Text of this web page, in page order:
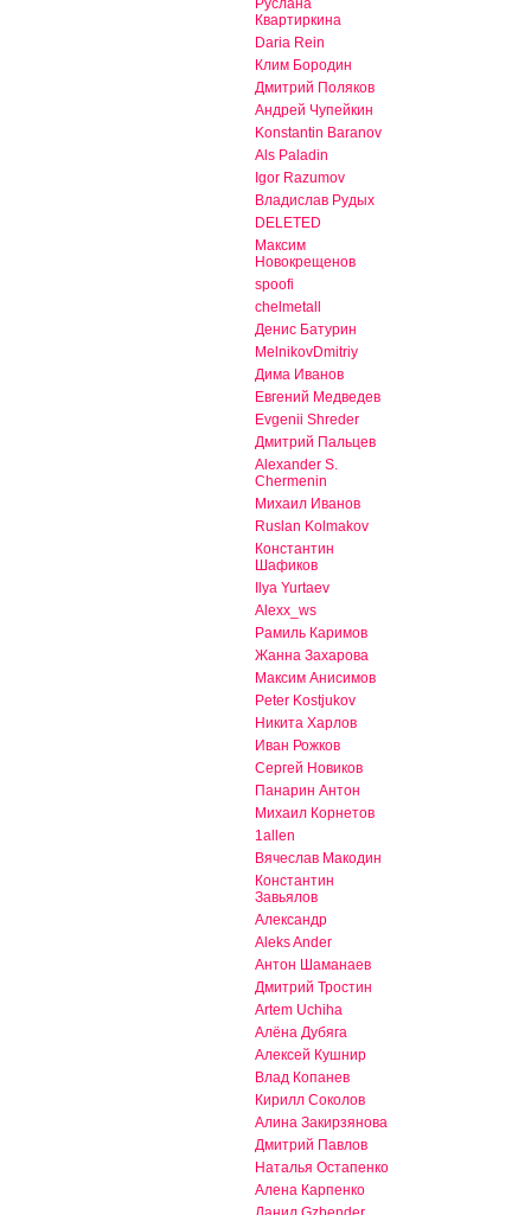
Квартиркина
Daria Rein
Клим Бородин
Дмитрий Поляков
Андрей Чупейкин
Konstantin Baranov
Als Paladin
Igor Razumov
Владислав Рудых
DELETED
Максим
Новокрещенов
spoofi
chelmetall
Денис Батурин
MelnikovDmitriy
Дима Иванов
Евгений Медведев
Evgenii Shreder
Дмитрий Пальцев
Alexander S.
Chermenin
Михаил Иванов
Ruslan Kolmakov
Константин
Шафиков
Ilya Yurtaev
Alexx_ws
Рамиль Каримов
Жанна Захарова
Максим Анисимов
Peter Kostjukov
Никита Харлов
Иван Рожков
Сергей Новиков
Панарин Антон
Михаил Корнетов
1allen
Вячеслав Макодин
Константин
Завьялов
Александр
Aleks Ander
Антон Шаманаев
Дмитрий Тростин
Artem Uchiha
Алёна Дубяга
Алексей Кушнир
Влад Копанев
Кирилл Соколов
Алина Закирзянова
Дмитрий Павлов
Наталья Остапенко
Алена Карпенко